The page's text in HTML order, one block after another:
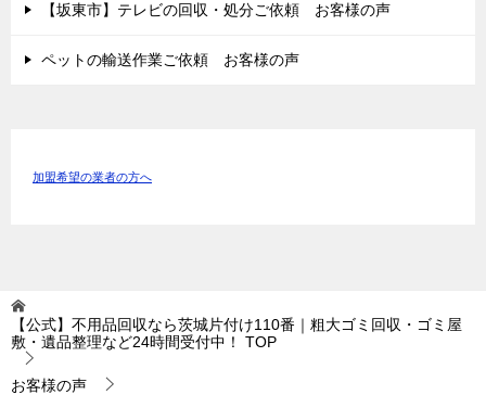
【坂東市】テレビの回収・処分ご依頼 お客様の声
ペットの輸送作業ご依頼 お客様の声
加盟希望の業者の方へ
【公式】不用品回収なら茨城片付け110番｜粗大ゴミ回収・ゴミ屋
敷・遺品整理など24時間受付中！
TOP
お客様の声